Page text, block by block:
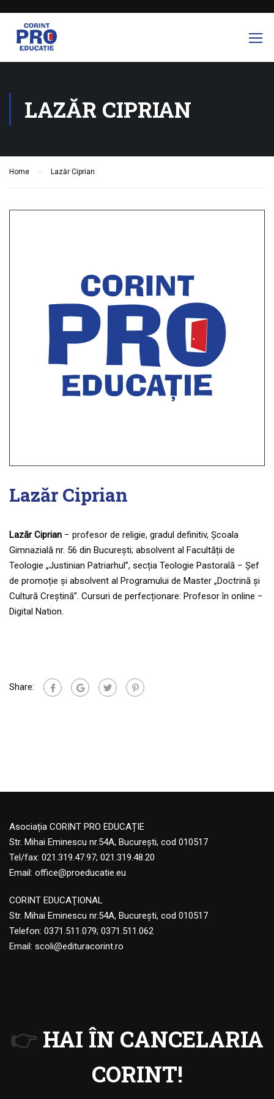
LAZĂR CIPRIAN
Home Lazăr Ciprian
Lazăr Ciprian
Lazăr Ciprian − profesor de religie, gradul definitiv, Școala
Gimnazială nr. 56 din București; absolvent al Facultății de
Teologie „Justinian Patriarhul”, secția Teologie Pastorală − Șef
de promoție și absolvent al Programului de Master „Doctrină și
Cultură Creștină”. Cursuri de perfecționare: Profesor în online −
Digital Nation.
Share:
Asociația CORINT PRO EDUCAȚIE
Str. Mihai Eminescu nr.54A, București, cod 010517
Tel/fax: 021.319.47.97; 021.319.48.20
Email: office@proeducatie.eu
CORINT EDUCAŢIONAL
Str. Mihai Eminescu nr.54A, Bucureşti, cod 010517
Telefon: 0371.511.079; 0371.511.062
Email: scoli@edituracorint.ro
👉 HAI ÎN CANCELARIA
CORINT!